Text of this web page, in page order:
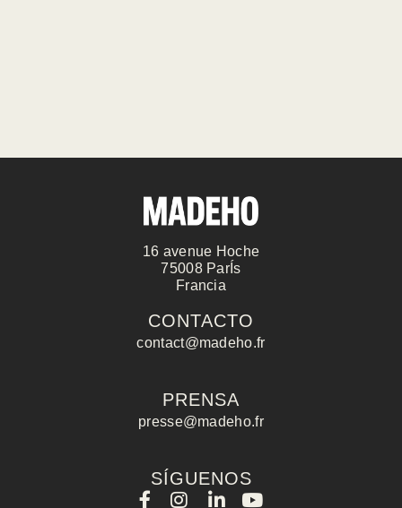
16 avenue Hoche
75008 ParÍs
Francia
CONTACTO
contact@madeho.fr
PRENSA
presse@madeho.fr
SÍGUENOS